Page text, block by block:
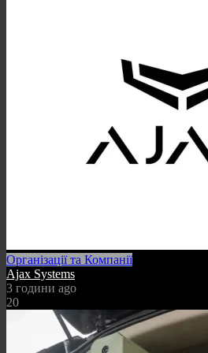
Організації та Компанії
Ajax Systems
3 години ago
20